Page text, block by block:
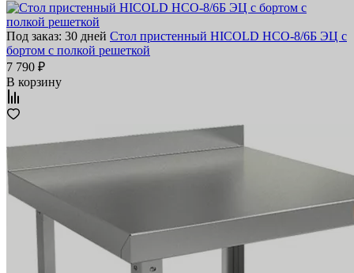
Под заказ: 30 дней Стол пристенный HICOLD НСО-8/6Б ЭЦ с
бортом с полкой решеткой
7 790 ₽
В корзину